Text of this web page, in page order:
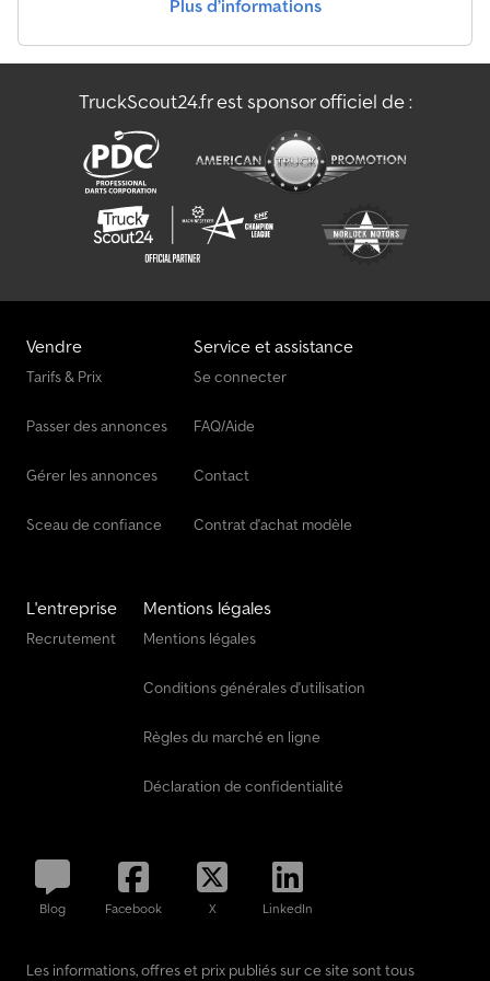
(certificat d'immatriculation partie II et documents COC) Nous
Brenderup, Humbaur, Hapert, Brian James Trailers, Unsinn et
fournie. Nous réparons les remorques de toutes marques.
Csdjrazlyspfx Adpjrf Accessoires supplémentaires sur demande.
Sous réserve de modifications techniques, de changements de
prix et d’erreurs. Aucune responsabilité n’est acceptée pour les
erreurs ou fautes d’impression. Automatisme de recul, essieu à
suspension en caoutchouc, suspension roue indépendante, roue
jockey, feux de position, flèche en V galvanisée à chaud par
immersion, freinée, avec garantie, prise 13 broches et feu de
400 kg par anneau, testés Dekra, 6 crochets d’arrimage.
Plus d’informations
TruckScout24.fr est sponsor officiel de :
Vendre
Tarifs & Prix
Passer des annonces
Gérer les annonces
Sceau de confiance
Service et assistance
Se connecter
FAQ/Aide
Contact
Contrat d'achat modèle
L'entreprise
Recrutement
Mentions légales
Mentions légales
Conditions générales d'utilisation
Règles du marché en ligne
Déclaration de confidentialité
Blog Facebook X LinkedIn
Les informations, offres et prix publiés sur ce site sont tous